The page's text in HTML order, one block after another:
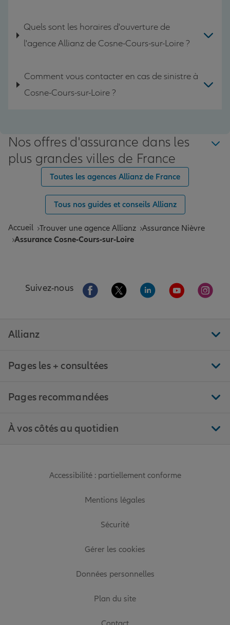
Quels sont les horaires d'ouverture de
l'agence Allianz de Cosne-Cours-sur-Loire ?
Comment vous contacter en cas de sinistre à
Cosne-Cours-sur-Loire ?
Nos offres d'assurance dans les
plus grandes villes de France
Toutes les agences Allianz de France
Tous nos guides et conseils Allianz
Accueil Trouver une agence Allianz Assurance Nièvre
Assurance Cosne-Cours-sur-Loire
Suivez-nous Aller sur la page Facebook de Allianz
Aller sur la page Twitter de
Aller sur la page
Aller sur la
Aller
Allianz
Pages les + consultées
Pages recommandées
À vos côtés au quotidien
Accessibilité : partiellement conforme
Mentions légales
Sécurité
Gérer les cookies
Données personnelles
Plan du site